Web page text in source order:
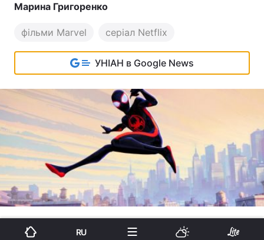
Марина Григоренко
фільми Marvel серіал Netflix
УНІАН в Google News
RU